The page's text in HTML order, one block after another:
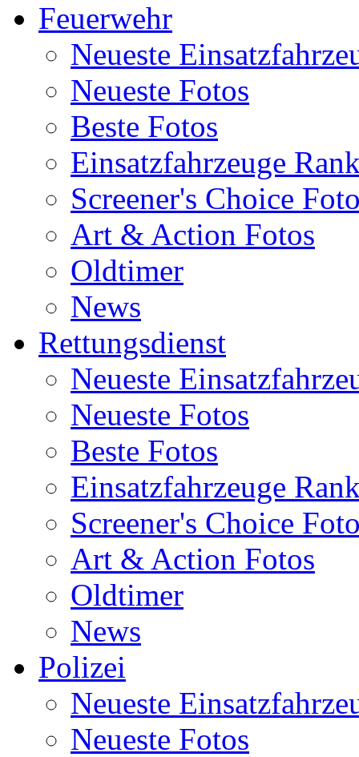
Feuerwehr
Neueste
Neueste Fotos
Beste Fotos
Einsatzfahrzeuge
Screener's Choice
Art & Action Fotos
Oldtimer
News
Rettungsdienst
Neueste
Neueste Fotos
Beste Fotos
Einsatzfahrzeuge
Screener's Choice
Art & Action Fotos
Oldtimer
News
Polizei
Neueste
Neueste Fotos